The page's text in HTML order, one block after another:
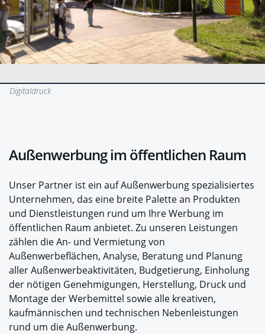
Digitaldruck
Außenwerbung im öffentlichen Raum
Unser Partner ist ein auf Außenwerbung spezialisiertes
Unternehmen, das eine breite Palette an Produkten
und Dienstleistungen rund um Ihre Werbung im
öffentlichen Raum anbietet. Zu unseren Leistungen
zählen die An- und Vermietung von
Außenwerbeflächen, Analyse, Beratung und Planung
aller Außenwerbeaktivitäten, Budgetierung, Einholung
der nötigen Genehmigungen, Herstellung, Druck und
Montage der Werbemittel sowie alle kreativen,
kaufmännischen und technischen Nebenleistungen
rund um die Außenwerbung.